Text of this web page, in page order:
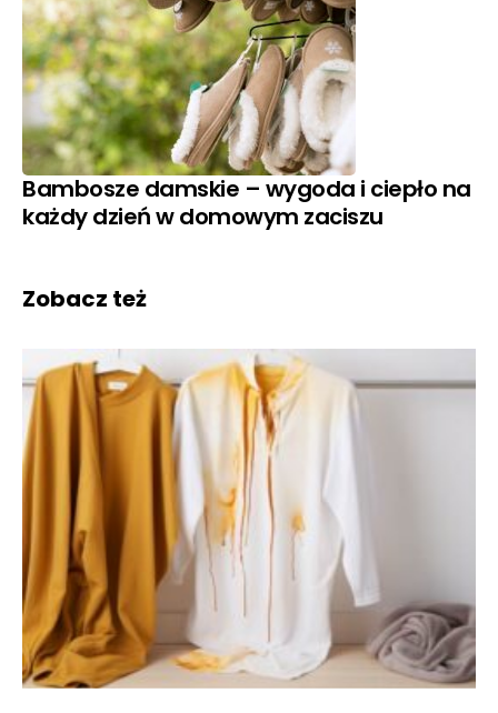
Bambosze damskie – wygoda i ciepło na
każdy dzień w domowym zaciszu
Zobacz też